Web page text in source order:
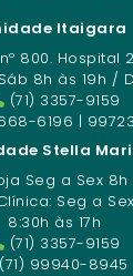
Itaigara
800. Hospital
8h às 19h /
(71) 3357-9159
6196 |
Stella
Seg a Sex
Seg a
8:30h às 17h
(71) 3357-9159
(71) 99940-8945